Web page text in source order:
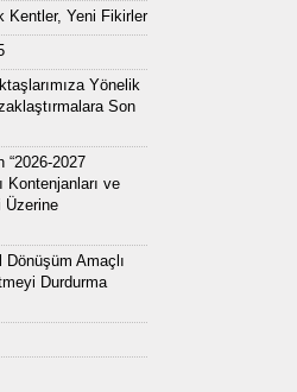
Kentler, Yeni Fikirler
Yönelik
Son
“2026-2027
Kontenjanları ve
Üzerine
Dönüşüm Amaçlı
Durdurma